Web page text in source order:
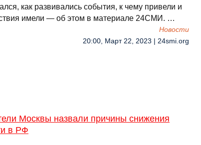
как развивались события, к чему привели и
имели — об этом в материале 24СМИ. …
Новости
20:00, Март 22, 2023 | 24smi.org
Москвы назвали причины снижения
в РФ